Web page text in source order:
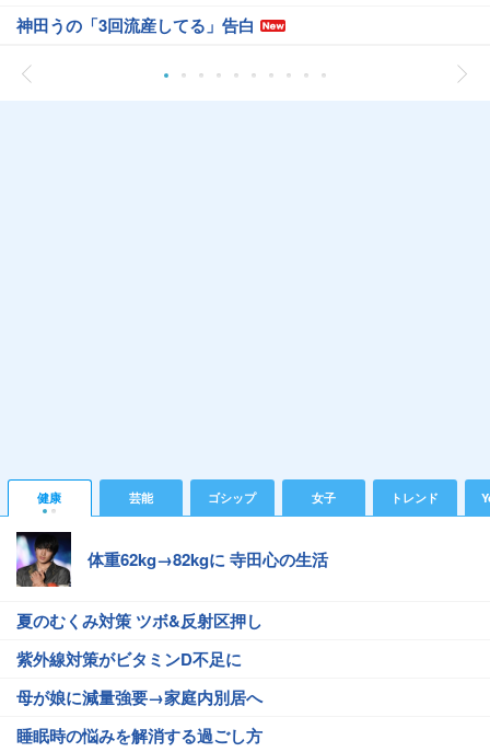
神田うの「3回流産してる」告白
健康 芸能 ゴシップ 女子 トレンド
体重62kg→82kgに 寺田心の生活
夏のむくみ対策 ツボ&反射区押し
紫外線対策がビタミンD不足に
母が娘に減量強要→家庭内別居へ
睡眠時の悩みを解消する過ごし方